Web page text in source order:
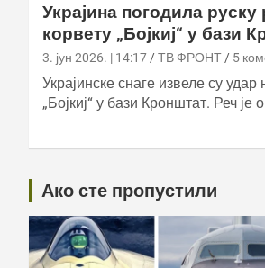
Украјина погодила руску
корвету „Бојкиј“ у бази
3. јун 2026. | 14:17 ТВ ФРОНТ 5
Украјинске снаге извеле су удар
„Бојкиј“ у бази Кронштат. Реч је
Ако сте пропустили